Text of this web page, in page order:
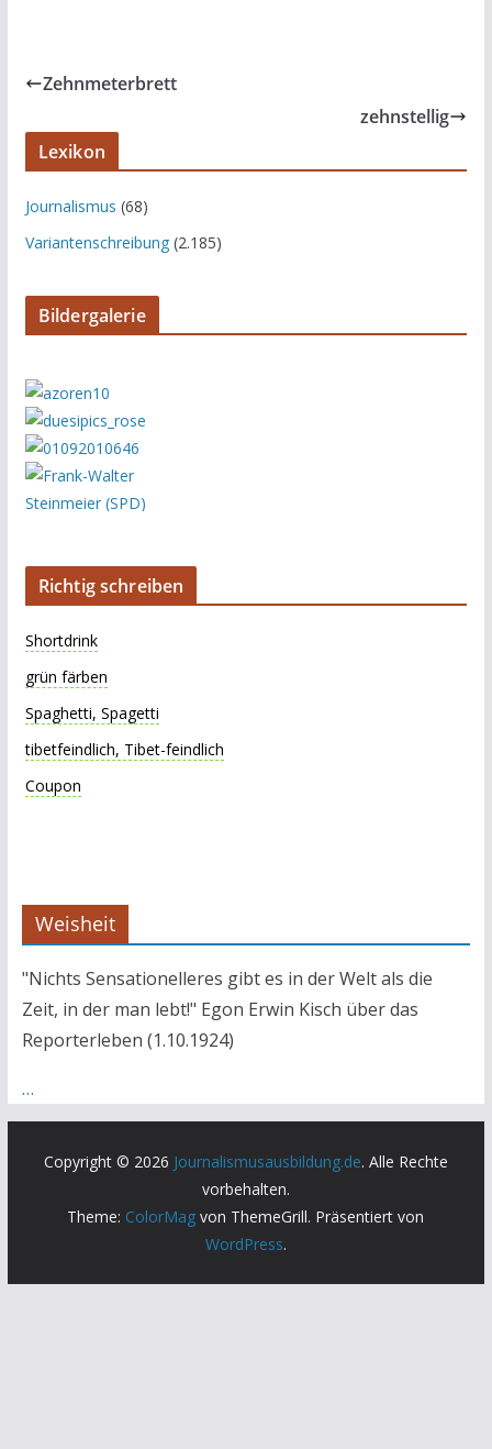
Zehnmeterbrett
zehnstellig
Lexikon
Journalismus (68)
Variantenschreibung(2.185)
Bildergalerie
Richtig schreiben
Shortdrink
grün färben
Spaghetti, Spagetti
tibetfeindlich, Tibet-feindlich
Coupon
Weisheit
"Nichts Sensationelleres gibt es in der Welt als die
Zeit, in der man lebt!" Egon Erwin Kisch über das
Reporterleben (1.10.1924)
…
Copyright © 2026 Journalismusausbildung.de. Alle Rechte
vorbehalten.
Theme: ColorMag von ThemeGrill. Präsentiert von
WordPress.